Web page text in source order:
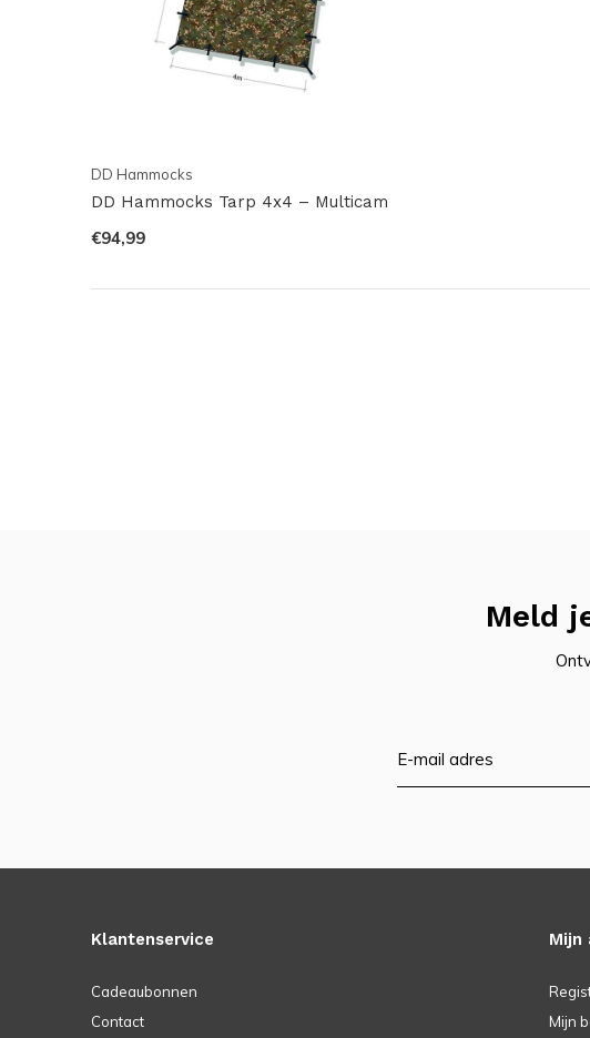
DD Hammocks
DD Hammocks Tarp 4x4 – Multicam
€94,99
Meld
Klantenservice
Cadeaubonnen
Contact
Mijn
Mijn